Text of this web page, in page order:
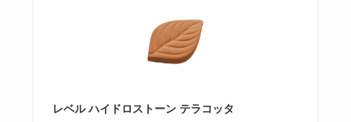
レベル ハイドロストーン テラコッタ